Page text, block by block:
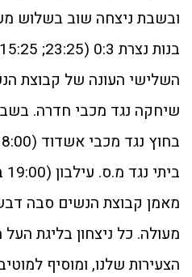
ובשבת ניצחה שוב בשלוש
השלישי העונה של קבוצת
שיחקה נגד מכבי חדרה.
ביתי נגד מ.ס. עילבון (19:00 בר לב).
מאמן קבוצת הנשים סבה
מעולה. כל ניצחון בליגת
הצעירות שלנו, ומוסיף